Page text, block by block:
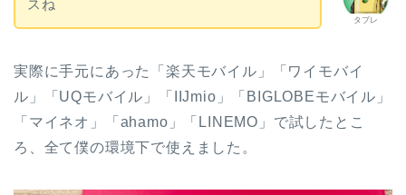
タブレ
スね
実際に手元にあった「楽天モバイル」「ワイモバイ
ル」「UQモバイル」「IIJmio」「BIGLOBEモバイル」
「マイネオ」「ahamo」「LINEMO」で試したとこ
ろ、全て僕の環境下で使えました。